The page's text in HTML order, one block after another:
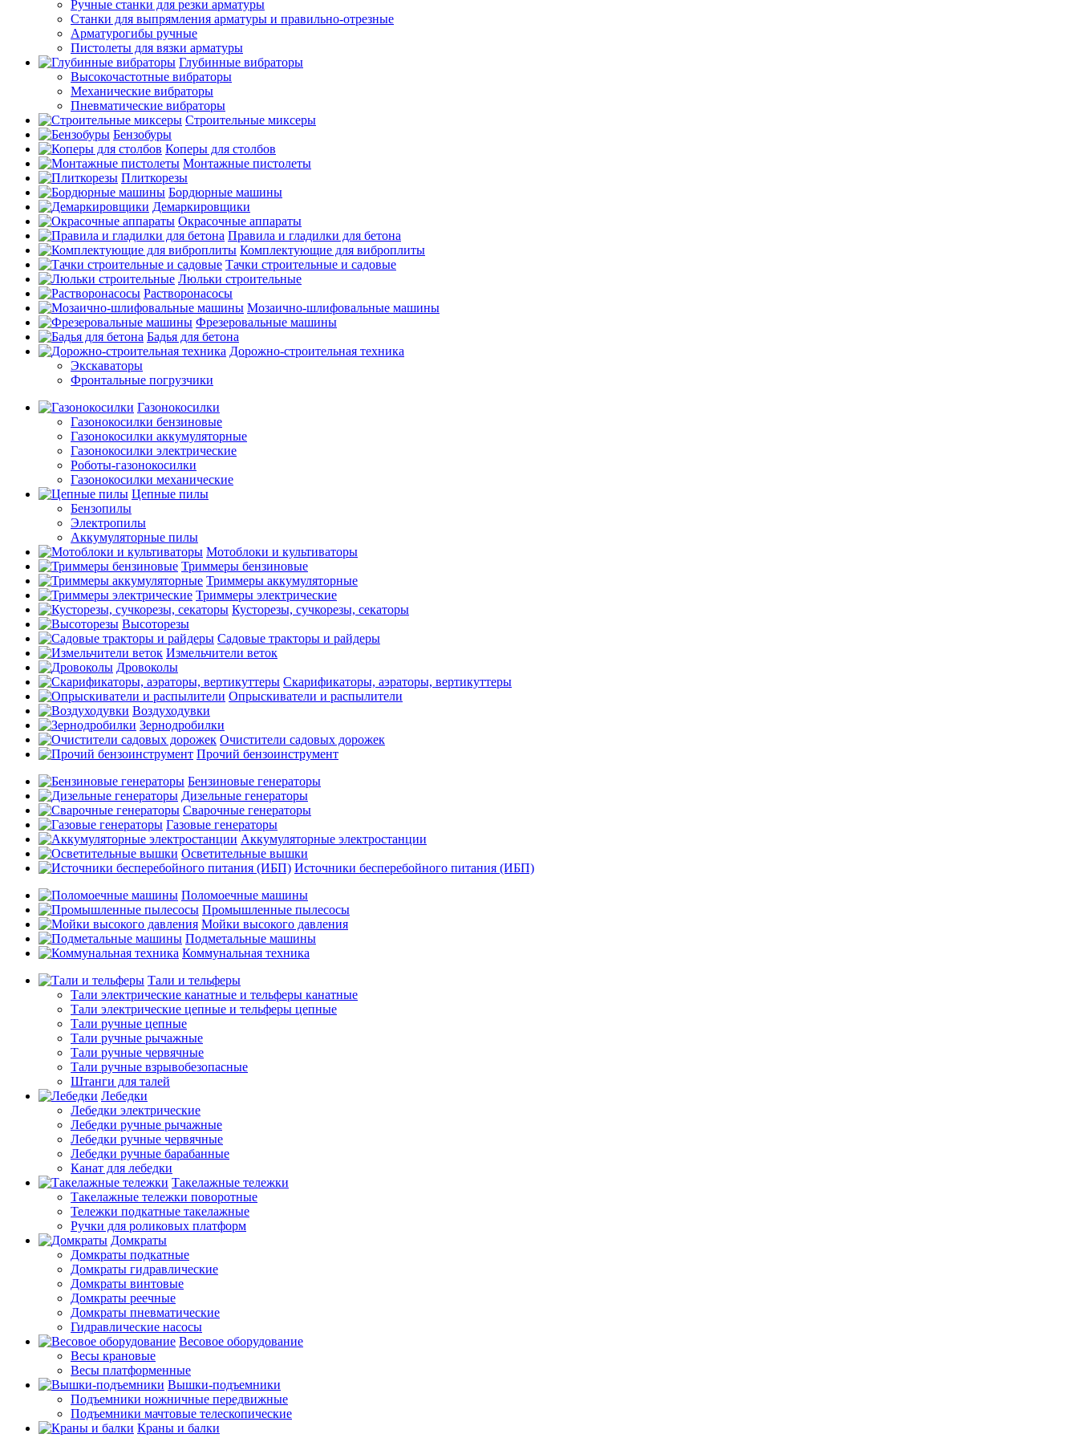
Ручные станки для резки арматуры
Станки для выпрямления арматуры и правильно-отрезные
Арматурогибы ручные
Пистолеты для вязки арматуры
Глубинные вибраторы
Высокочастотные вибраторы
Механические вибраторы
Пневматические вибраторы
Строительные миксеры
Бензобуры
Коперы для столбов
Монтажные пистолеты
Плиткорезы
Бордюрные машины
Демаркировщики
Окрасочные аппараты
Правила и гладилки для бетона
Комплектующие для виброплиты
Тачки строительные и садовые
Люльки строительные
Растворонасосы
Мозаично-шлифовальные машины
Фрезеровальные машины
Бадья для бетона
Дорожно-строительная техника
Экскаваторы
Фронтальные погрузчики
Газонокосилки
Газонокосилки бензиновые
Газонокосилки аккумуляторные
Газонокосилки электрические
Роботы-газонокосилки
Газонокосилки механические
Цепные пилы
Бензопилы
Электропилы
Аккумуляторные пилы
Мотоблоки и культиваторы
Триммеры бензиновые
Триммеры аккумуляторные
Триммеры электрические
Кусторезы, сучкорезы, секаторы
Высоторезы
Садовые тракторы и райдеры
Измельчители веток
Дровоколы
Скарификаторы, аэраторы, вертикуттеры
Опрыскиватели и распылители
Воздуходувки
Зернодробилки
Очистители садовых дорожек
Прочий бензоинструмент
Бензиновые генераторы
Дизельные генераторы
Сварочные генераторы
Газовые генераторы
Аккумуляторные электростанции
Осветительные вышки
Источники бесперебойного питания (ИБП)
Поломоечные машины
Промышленные пылесосы
Мойки высокого давления
Подметальные машины
Коммунальная техника
Тали и тельферы
Тали электрические канатные и тельферы канатные
Тали электрические цепные и тельферы цепные
Тали ручные цепные
Тали ручные рычажные
Тали ручные червячные
Тали ручные взрывобезопасные
Штанги для талей
Лебедки
Лебедки электрические
Лебедки ручные рычажные
Лебедки ручные червячные
Лебедки ручные барабанные
Канат для лебедки
Такелажные тележки
Такелажные тележки поворотные
Тележки подкатные такелажные
Ручки для роликовых платформ
Домкраты
Домкраты подкатные
Домкраты гидравлические
Домкраты винтовые
Домкраты реечные
Домкраты пневматические
Гидравлические насосы
Весовое оборудование
Весы крановые
Весы платформенные
Вышки-подъемники
Подъемники ножничные передвижные
Подъемники мачтовые телескопические
Краны и балки